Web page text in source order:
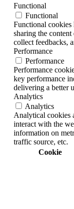
Functional
Functional
Functional
sharing the
collect feedbacks,
Performance
Performance
Performance
key performance
delivering a better
Analytics
Analytics
Analytical cookies
interact with the
information on
traffic source, etc.
Cookie